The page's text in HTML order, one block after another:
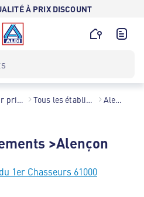
À PRIX DISCOUNT
ALDI : nos offres au meilleur prix toute l’année ! Tous les établissements Alençon
>Alençon
1er Chasseurs 61000